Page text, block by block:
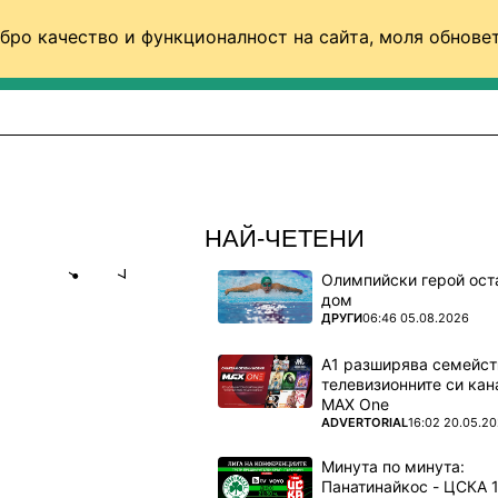
качество и функционалност на сайта, моля
НАЙ-ЧЕТЕНИ
Олимпийски герой
дом
ПОВЕЧЕ ОТ
ДРУГИ06:46 05.08.2026
А1 разширява
телевизионните си
MAX One
ПОВЕЧЕ ОТ
ADVERTORIAL16:02
Минута по минута: